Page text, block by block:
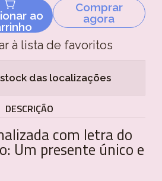
ao
Comprar
agora
à lista de favoritos
das localizações
DESCRIÇÃO
com letra do
Um presente único e